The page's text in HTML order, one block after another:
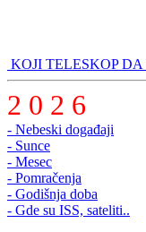
KOJI TELESKOP
2 0 2 6
- Nebeski događaji
- Sunce
- Mesec
- Pomračenja
- Godišnja doba
- Gde su ISS, sateliti..